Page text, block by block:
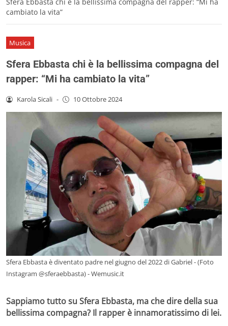
Sfera Ebbasta chi è la bellissima compagna del rapper: “Mi ha
cambiato la vita”
Musica
Sfera Ebbasta chi è la bellissima compagna del
rapper: “Mi ha cambiato la vita”
Karola Sicali - 10 Ottobre 2024
Sfera Ebbasta è diventato padre nel giugno del 2022 di Gabriel - (Foto
Instagram @sferaebbasta) - Wemusic.it
Sappiamo tutto su Sfera Ebbasta, ma che dire della sua
bellissima compagna? Il rapper è innamoratissimo di lei.